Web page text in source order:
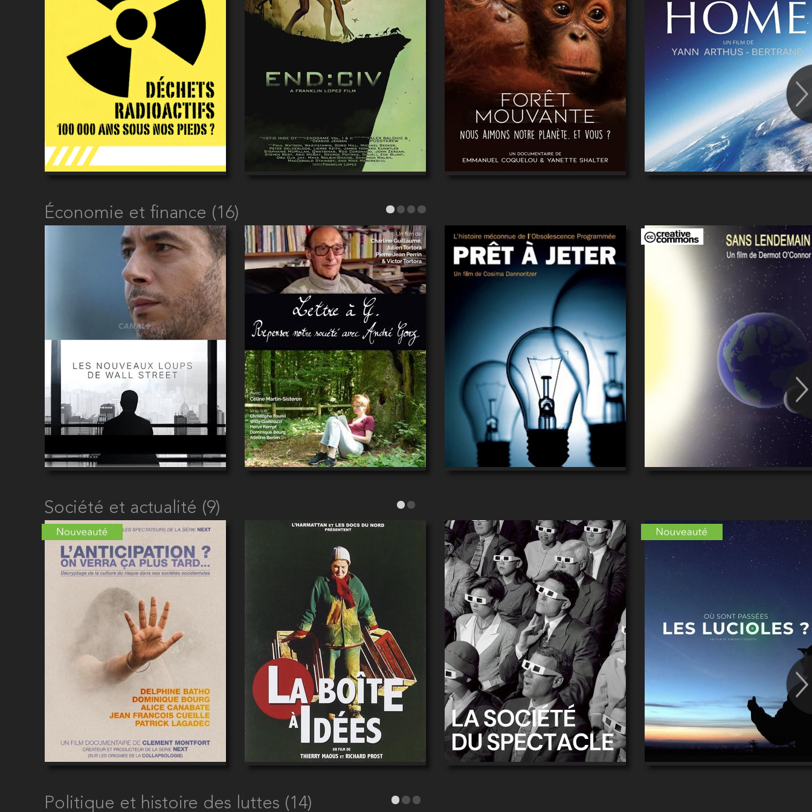
Économie et finance (16)
Société et actualité (9)
Politique et histoire des luttes (14)